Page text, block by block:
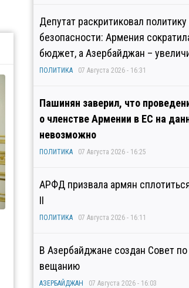
Депутат раскритиковал
безопасности: Армения
бюджет, а Азербайджан –
ПОЛИТИКА 07 Августа 2026 - 16:31
Пашинян заверил, что
о членстве Армении в ЕС на
невозможно
ПОЛИТИКА 07 Августа 2026 - 16:25
АРФД призвала армян сплотиться
II
ПОЛИТИКА 07 Августа 2026 - 16:11
В Азербайджане создан Совет
вещанию
АЗЕРБАЙДЖАН 07 Августа 2026 - 16:03